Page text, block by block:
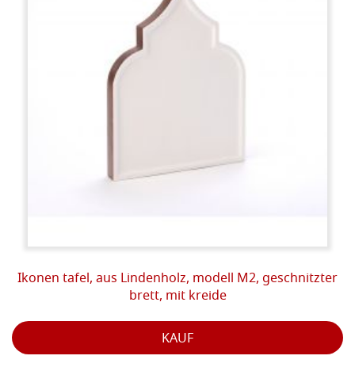
Ikonen tafel, aus Lindenholz, modell M2, geschnitzter
brett, mit kreide
KAUF